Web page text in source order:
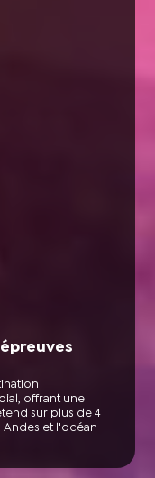
offrant une
sur plus de 4
et l'océan